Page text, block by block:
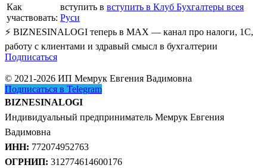
Как
участвовать:
вступить в вступить в Клуб Бухгалтеры всея
Руси
⚡ BIZNESINALOGI теперь в MAX — канал про налоги, 1С,
работу с клиентами и здравый смысл в бухгалтерии
Подписаться
© 2021-2026 ИП Мемрук Евгения Вадимовна
Подписаться в Telegram
BIZNESINALOGI
Индивидуальный предприниматель Мемрук Евгения
Вадимовна
ИНН: 772074952763
ОГРНИП: 312774614600176